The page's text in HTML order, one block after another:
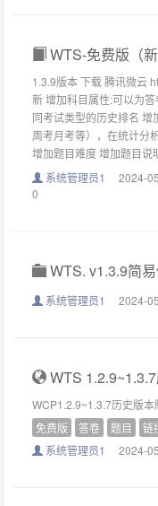
WTS-免费版（新
1.3.9版本 下载 腾讯微云
新 增加科目属性:可以为
同考试类型的历史排名
周考月考等），在统计分
增加题目难度 增加题目说
系统管理员1
2024-
0
WTS. v1.3.9简
系统管理员1 2024-
WTS
WCP1.2.9~1.3.7历史版本
免费版
答卷 题目 链
系统管理员1
2024-